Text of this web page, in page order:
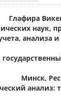
Глафира
наук,
анализа
Минск,
анализ: